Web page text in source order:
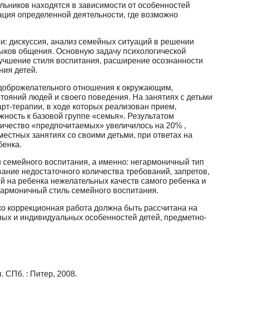
находятся в зависимости от особенностей
определенной деятельности, где воз­можно
дискуссия, анализ семейных ситуаций в решении
общения. Основную задачу психоло­гической
стиля воспитания, расширение осознанности
детей.
отношения к окружающим,
людей и своего поведения. На заняти­ях с детьми
терапии, в ходе которых реализован прием,
к базовой группе «семья». Ре­зультатом
«предпочитаемых» увеличилось на 20% ,
занятиях со своими детьми, при ответах на
воспитания, а именно: негармоничный тип
недостаточного количества тре­бований, запретов,
на ребенка нежелательных качеств самого ребенка и
стиль семейного воспитания.
коррекционная работа должна быть рассчитана на
и индивидуальных особенностей детей, предметно-
СПб. : Питер, 2008.